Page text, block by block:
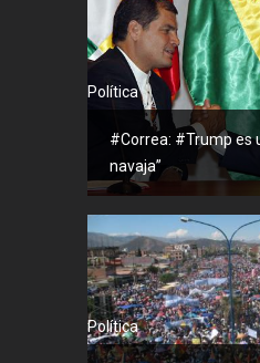
Política
#Correa: #Trump es
navaja”
Política